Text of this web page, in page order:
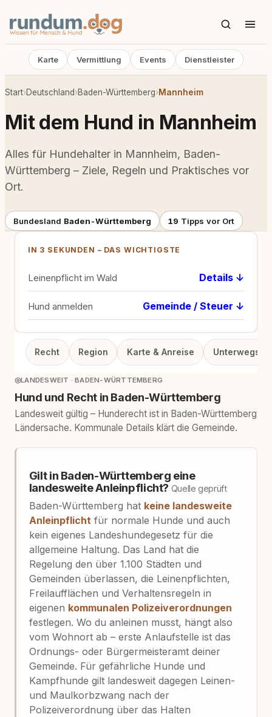
Karte Vermittlung Events Dienstleister
Start›Deutschland›Baden-Württemberg›Mannheim
Mit dem Hund in Mannheim
Alles für Hundehalter in Mannheim, Baden-
Württemberg – Ziele, Regeln und Praktisches vor
Ort.
Bundesland Baden-Württemberg 19 Tipps vor Ort
IN 3 SEKUNDEN – DAS WICHTIGSTE
Leinenpflicht im Wald Details ↓
Hund anmelden Gemeinde / Steuer ↓
Recht Region Karte & Anreise Unterwegs
◎LANDESWEIT · BADEN-WÜRTTEMBERG
Hund und Recht in Baden-Württemberg
Landesweit gültig – Hunderecht ist in Baden-Württemberg
Ländersache. Kommunale Details klärt die Gemeinde.
Gilt in Baden-Württemberg eine
landesweite Anleinpflicht? Quelle geprüft
Baden-Württemberg hat keine landesweite
Anleinpflicht für normale Hunde und auch
kein eigenes Landeshundegesetz für die
allgemeine Haltung. Das Land hat die
Regelung den über 1.100 Städten und
Gemeinden überlassen, die Leinenpflichten,
Freilaufflächen und Verhaltensregeln in
eigenen kommunalen Polizeiverordnungen
festlegen. Wo du anleinen musst, hängt also
vom Wohnort ab – erste Anlaufstelle ist das
Ordnungs- oder Bürgermeisteramt deiner
Gemeinde. Für gefährliche Hunde und
Kampfhunde gilt landesweit dagegen Leinen-
und Maulkorbzwang nach der
Polizeiverordnung über das Halten